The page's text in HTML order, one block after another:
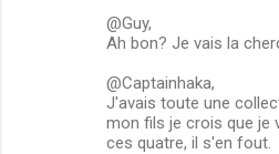
@Guy,
Ah bon? Je vais la
@Captainhaka,
J'avais toute une
mon fils je crois que je
ces quatre, il s'en fout.